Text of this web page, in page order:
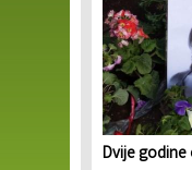
Dvije godine